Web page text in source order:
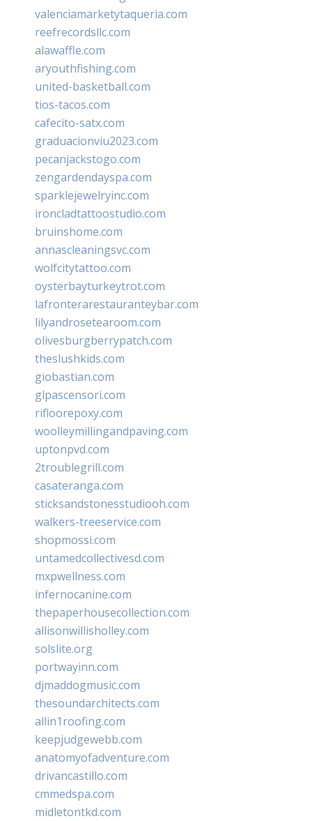
valenciamarketytaqueria.com
reefrecordsllc.com
alawaffle.com
aryouthfishing.com
united-basketball.com
tios-tacos.com
cafecito-satx.com
graduacionviu2023.com
pecanjackstogo.com
zengardendayspa.com
sparklejewelryinc.com
ironcladtattoostudio.com
bruinshome.com
annascleaningsvc.com
wolfcitytattoo.com
oysterbayturkeytrot.com
lafronterarestauranteybar.com
lilyandrosetearoom.com
olivesburgberrypatch.com
theslushkids.com
giobastian.com
glpascensori.com
rifloorepoxy.com
woolleymillingandpaving.com
uptonpvd.com
2troublegrill.com
casateranga.com
sticksandstonesstudiooh.com
walkers-treeservice.com
shopmossi.com
untamedcollectivesd.com
mxpwellness.com
infernocanine.com
thepaperhousecollection.com
allisonwillisholley.com
solslite.org
portwayinn.com
djmaddogmusic.com
thesoundarchitects.com
allin1roofing.com
keepjudgewebb.com
anatomyofadventure.com
drivancastillo.com
cmmedspa.com
midletontkd.com